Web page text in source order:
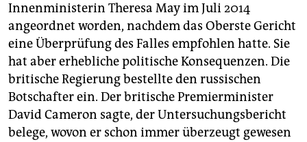
Innenministerin Theresa May im Juli 2014
angeordnet worden, nachdem das Oberste Gericht
eine Überprüfung des Falles empfohlen hatte. Sie
hat aber erhebliche politische Konsequenzen. Die
britische Regierung bestellte den russischen
Botschafter ein. Der britische Premierminister
David Cameron sagte, der Untersuchungsbericht
belege, wovon er schon immer überzeugt gewesen